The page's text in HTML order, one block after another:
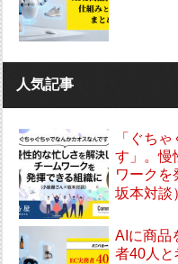
人気記事
「ぐち
す」。慢
ワークを
坂本対談
AIに商品
者40人と